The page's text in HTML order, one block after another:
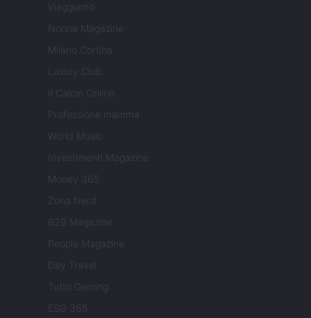
Viaggiamo
Nonne Magazine
Milano Cortina
Luxury Club
Il Calcio Online
Professione mamma
World Music
Investimenti Magazine
Money 365
Zona Nerd
B2B Magazine
People Magazine
Day Travel
Tutto Gaming
ESG 365